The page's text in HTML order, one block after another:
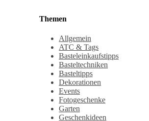
Themen
Allgemein
ATC & Tags
Basteleinkaufstipps
Basteltechniken
Basteltipps
Dekorationen
Events
Fotogeschenke
Garten
Geschenkideen